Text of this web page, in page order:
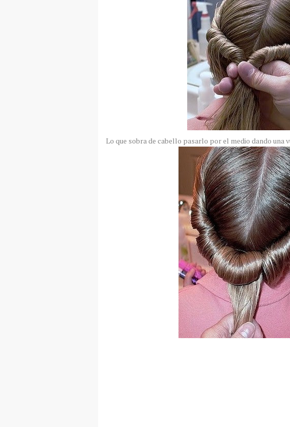
Lo que sobra de cabello pasarlo por el medio dando una